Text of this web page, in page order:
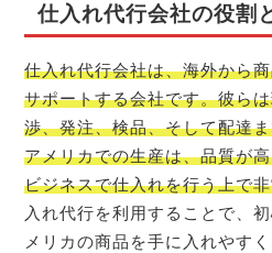
仕入れ代行会社の役割
仕入れ代行会社は、海外から
サポートする会社です。彼ら
渉、発注、検品、そして配達
アメリカでの生産は、品質が
ビジネスで仕入れを行う上で
入れ代行を利用することで、
メリカの商品を手に入れやすく